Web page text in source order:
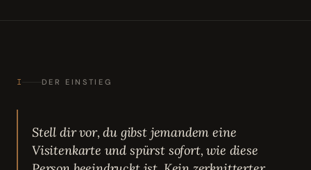
I DER EINSTIEG
Stell dir vor, du gibst jemandem eine
Visitenkarte und spürst sofort, wie diese